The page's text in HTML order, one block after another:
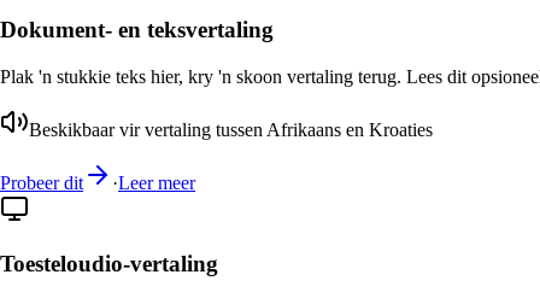
Dokument- en teksvertaling
Plak 'n stukkie teks hier, kry 'n skoon vertaling terug. Lees dit
Beskikbaar vir vertaling tussen Afrikaans en Kroaties
Probeer dit ·Leer meer
Toesteloudio-vertaling